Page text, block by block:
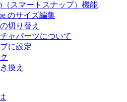
（スマートスナップ）機能
のサイズ編集
切り替え
ャパーツについて
に設定
換え